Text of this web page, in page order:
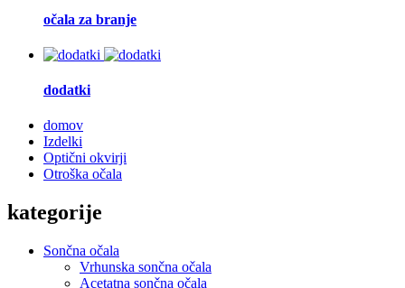
očala za branje
dodatki
domov
Izdelki
Optični okvirji
Otroška očala
kategorije
Sončna očala
Vrhunska sončna očala
Acetatna sončna očala